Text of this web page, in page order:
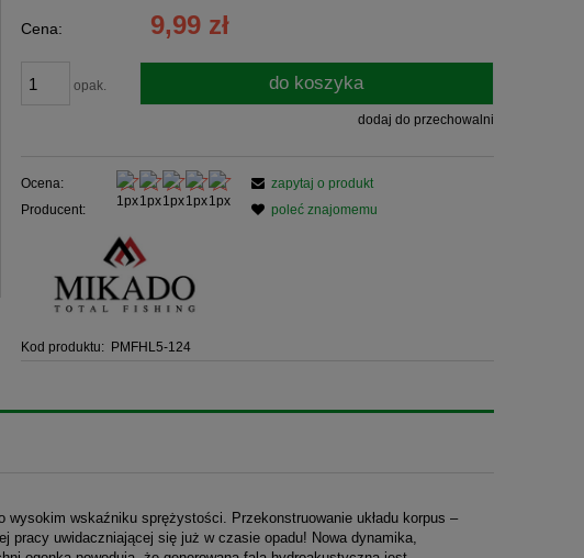
Cena nie zawiera ewentualnych kosztów
płatności
Cena: 9,99 zł
opak. do koszyka
dodaj do przechowalni
Ocena:
Producent:
Kod produktu: PMFHL5-124
zapytaj o produkt
poleć znajomemu
wskaźniku sprężystości. Przekonstruowanie układu korpus –
pracy uwidaczniającej się już w czasie opadu! Nowa dynamika,